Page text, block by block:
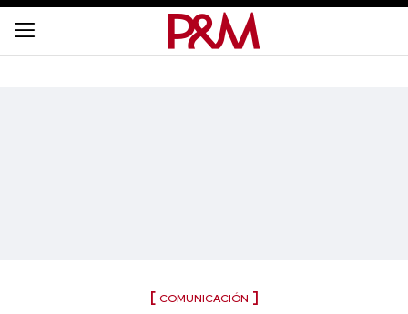
COMUNICACIÓN